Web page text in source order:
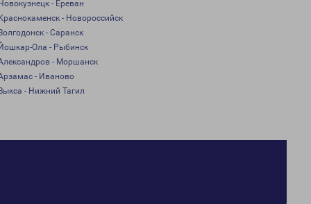
- Ереван
- Новороссийск
- Саранск
Ола - Рыбинск
- Моршанск
- Иваново
- Нижний Тагил